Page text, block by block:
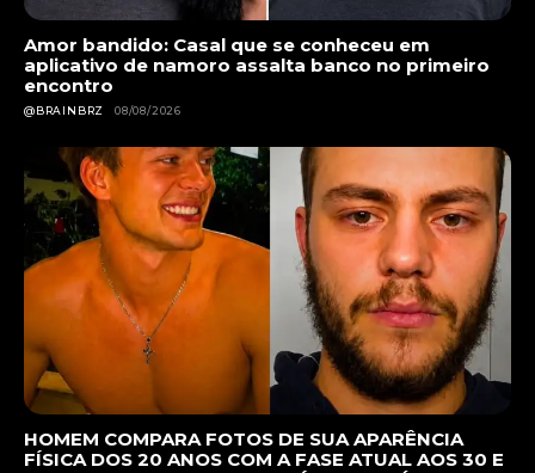
Amor bandido: Casal que se conheceu em
aplicativo de namoro assalta banco no primeiro
encontro
@BRAINBRZ 08/08/2026
HOMEM COMPARA FOTOS DE SUA APARÊNCIA
FÍSICA DOS 20 ANOS COM A FASE ATUAL AOS 30 E